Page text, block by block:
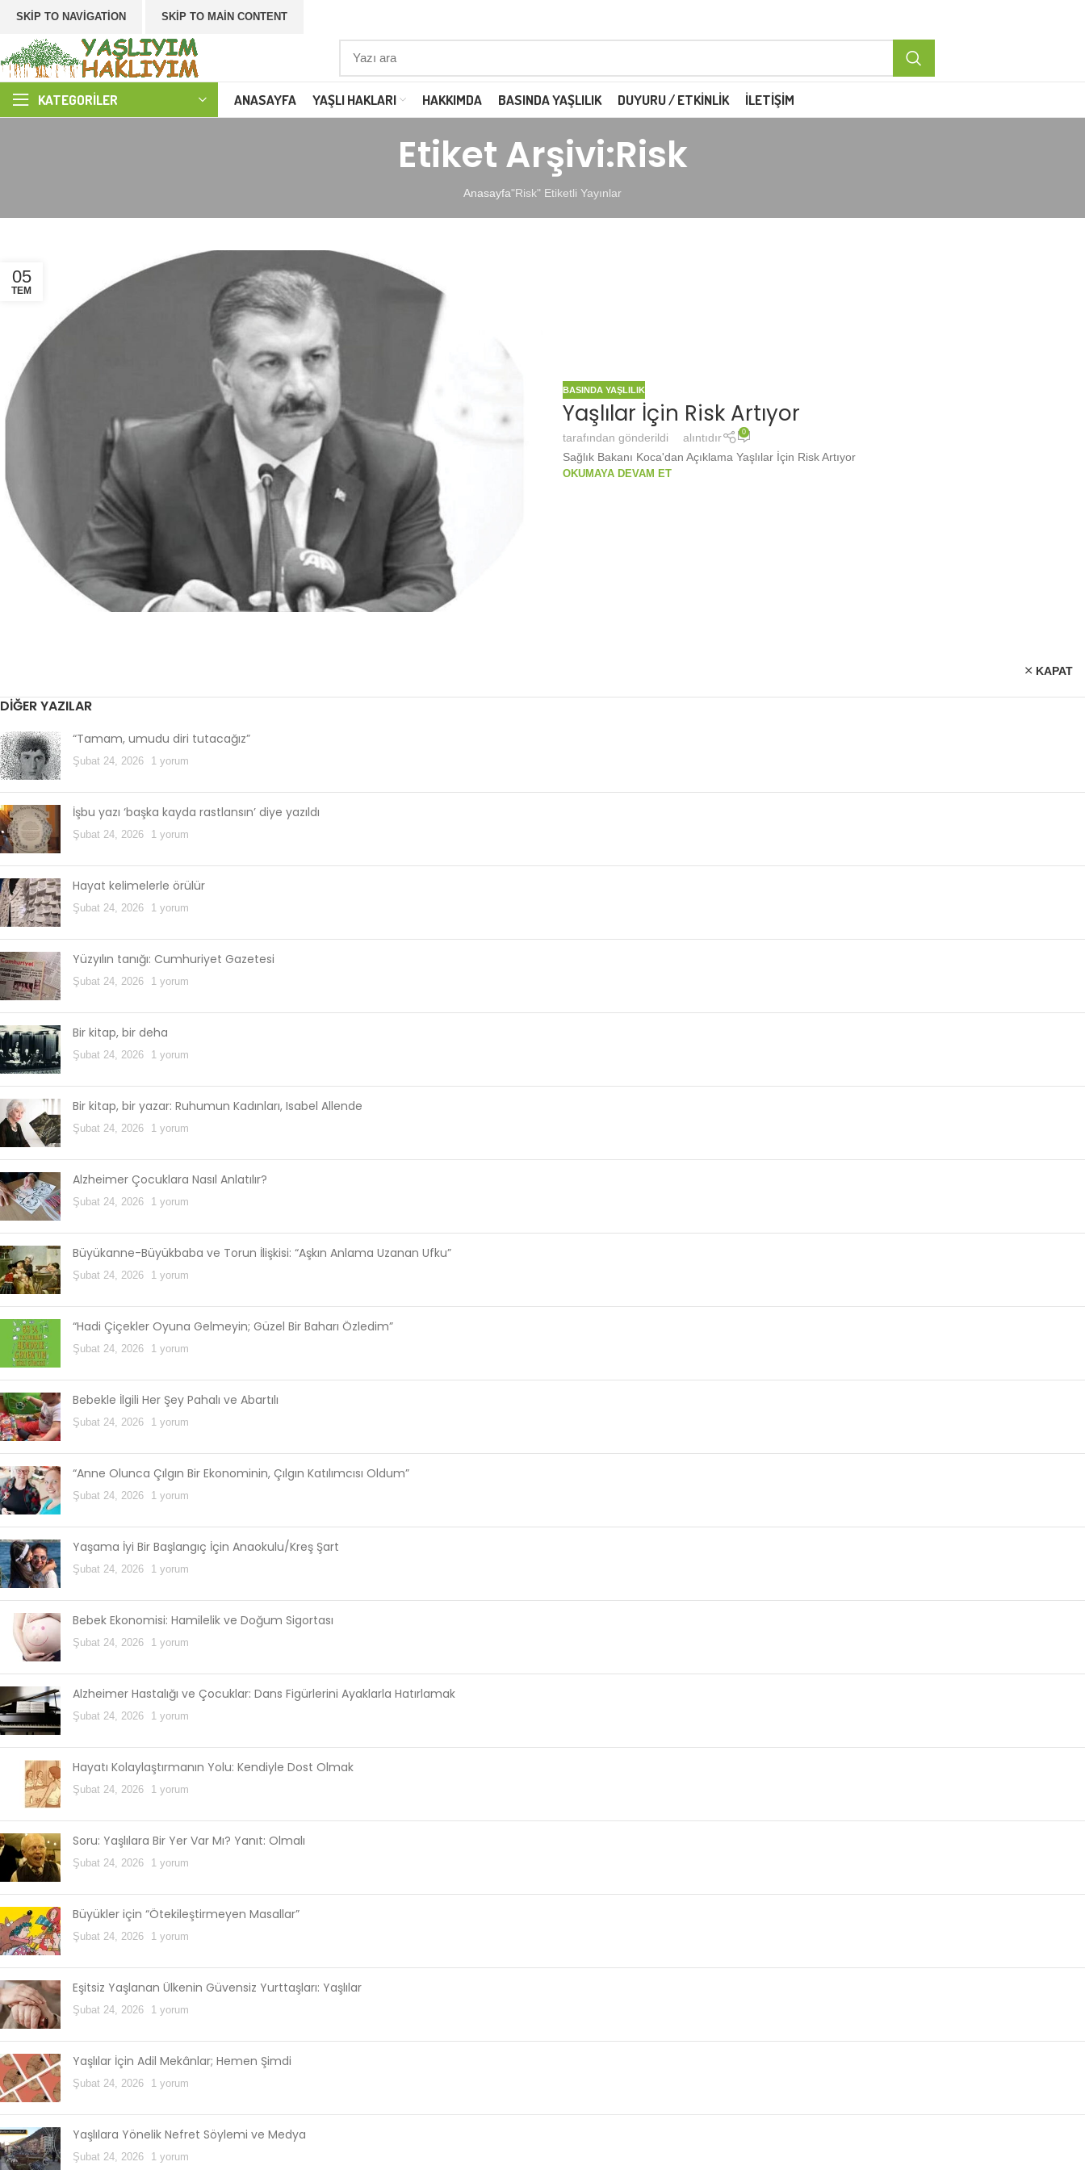
SKIP TO NAVIGATION SKIP TO MAIN CONTENT
KATEGORILER ANASAYFA YAŞLI HAKLARI HAKKIMDA BASINDA YAŞLILIK DUYURU / ETKINLIK İLETIŞIM
Etiket Arşivi:Risk
Anasayfa"Risk" Etiketli Yayınlar
05
TEM
BASINDA YAŞLILIK
Yaşlılar İçin Risk Artıyor
tarafından gönderildi alıntıdır 0
Sağlık Bakanı Koca'dan Açıklama Yaşlılar İçin Risk Artıyor
OKUMAYA DEVAM ET
KAPAT
DIĞER YAZILAR
“Tamam, umudu diri tutacağız”
Şubat 24, 2026 1 yorum
İşbu yazı ‘başka kayda rastlansın’ diye yazıldı
Şubat 24, 2026 1 yorum
Hayat kelimelerle örülür
Şubat 24, 2026 1 yorum
Yüzyılın tanığı: Cumhuriyet Gazetesi
Şubat 24, 2026 1 yorum
Bir kitap, bir deha
Şubat 24, 2026 1 yorum
Bir kitap, bir yazar: Ruhumun Kadınları, Isabel Allende
Şubat 24, 2026 1 yorum
Alzheimer Çocuklara Nasıl Anlatılır?
Şubat 24, 2026 1 yorum
Büyükanne-Büyükbaba ve Torun İlişkisi: “Aşkın Anlama Uzanan Ufku”
Şubat 24, 2026 1 yorum
“Hadi Çiçekler Oyuna Gelmeyin; Güzel Bir Baharı Özledim”
Şubat 24, 2026 1 yorum
Bebekle İlgili Her Şey Pahalı ve Abartılı
Şubat 24, 2026 1 yorum
“Anne Olunca Çılgın Bir Ekonominin, Çılgın Katılımcısı Oldum”
Şubat 24, 2026 1 yorum
Yaşama İyi Bir Başlangıç İçin Anaokulu/Kreş Şart
Şubat 24, 2026 1 yorum
Bebek Ekonomisi: Hamilelik ve Doğum Sigortası
Şubat 24, 2026 1 yorum
Alzheimer Hastalığı ve Çocuklar: Dans Figürlerini Ayaklarla Hatırlamak
Şubat 24, 2026 1 yorum
Hayatı Kolaylaştırmanın Yolu: Kendiyle Dost Olmak
Şubat 24, 2026 1 yorum
Soru: Yaşlılara Bir Yer Var Mı? Yanıt: Olmalı
Şubat 24, 2026 1 yorum
Büyükler için “Ötekileştirmeyen Masallar”
Şubat 24, 2026 1 yorum
Eşitsiz Yaşlanan Ülkenin Güvensiz Yurttaşları: Yaşlılar
Şubat 24, 2026 1 yorum
Yaşlılar İçin Adil Mekânlar; Hemen Şimdi
Şubat 24, 2026 1 yorum
Yaşlılara Yönelik Nefret Söylemi ve Medya
Şubat 24, 2026 1 yorum